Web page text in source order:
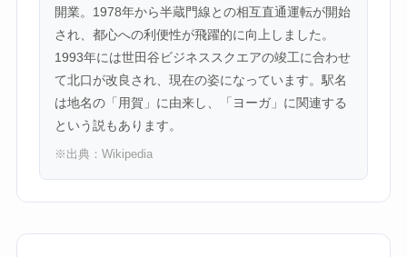
開業。1978年から半蔵門線との相互直通運転が開始
され、都心への利便性が飛躍的に向上しました。
1993年には世田谷ビジネススクエアの竣工に合わせ
て北口が改良され、現在の姿になっています。駅名
は地名の「用賀」に由来し、「ヨーガ」に関連する
という説もあります。
※出典： Wikipedia